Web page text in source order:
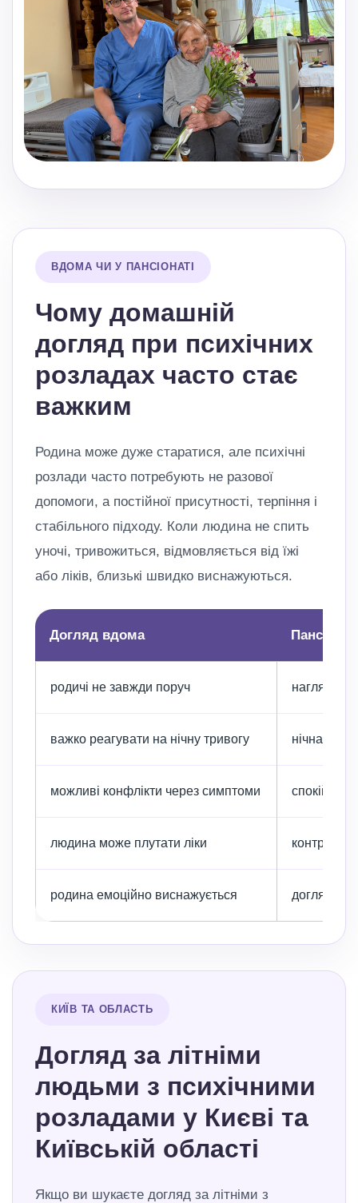
ВДОМА ЧИ У ПАНСІОНАТІ
Чому домашній
догляд при психічних
розладах часто стає
важким
Родина може дуже старатися, але психічні
розлади часто потребують не разової
допомоги, а постійної присутності, терпіння і
стабільного підходу. Коли людина не спить
уночі, тривожиться, відмовляється від їжі
або ліків, близькі швидко виснажуються.
Догляд вдома
родичі не завжди поруч нагляд і
важко реагувати на нічну тривогу нічна
можливі конфлікти через симптоми спокійне
людина може плутати ліки контроль
родина емоційно виснажується догляд
КИЇВ ТА ОБЛАСТЬ
Догляд за літніми
людьми з психічними
розладами у Києві та
Київській області
Якщо ви шукаєте догляд за літніми з